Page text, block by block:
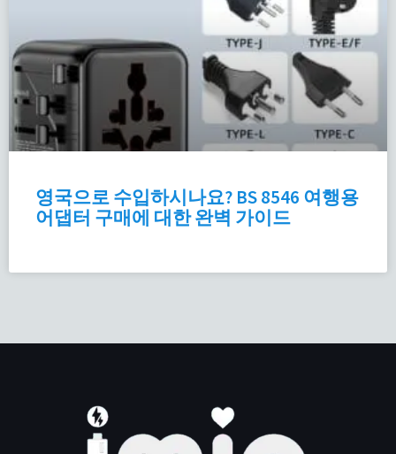
영국으로 수입하시나요? BS 8546 여행용
어댑터 구매에 대한 완벽 가이드